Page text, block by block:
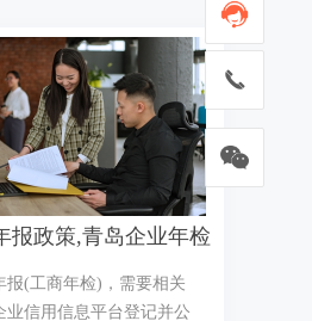
报政策,青岛企业年检
报(工商年检)，需要相关
业信用信息平台登记并公
